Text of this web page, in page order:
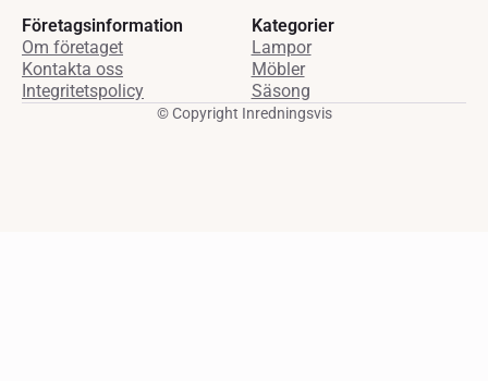
Företagsinformation
Om företaget
Kontakta oss
Integritetspolicy
Kategorier
Lampor
Möbler
Säsong
© Copyright Inredningsvis